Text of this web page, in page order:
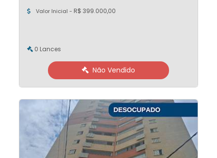
Valor Inicial - R$ 399.000,00
0 Lances
Não Vendido